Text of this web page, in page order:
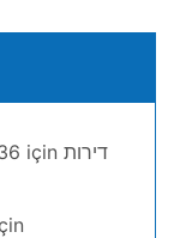
için דירות